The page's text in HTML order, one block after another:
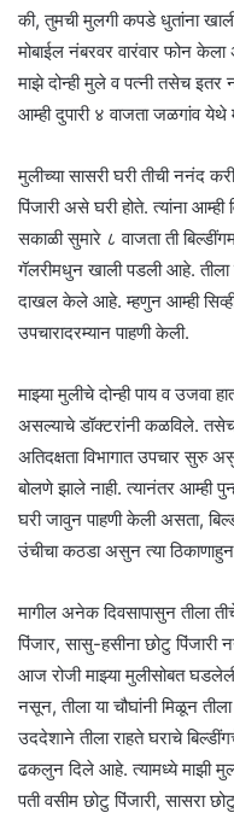
की, तुमची मुलगी कपडे धुतांना
मोबाईल नंबरवर वारंवार फोन
माझे दोन्ही मुले व पत्नी तसेच इतर
आम्ही दुपारी ४ वाजता जळगांव येथे
मुलीच्या सासरी घरी तीची ननंद
पिंजारी असे घरी होते. त्यांना
सकाळी सुमारे ८ वाजता ती
गॅलरीमधुन खाली पडली आहे. तीला
दाखल केले आहे. म्हणुन आम्ही
उपचारादरम्यान पाहणी केली.
माझ्या मुलीचे दोन्ही पाय व उजवा
असल्याचे डॉक्टरांनी कळविले. तसेच
अतिदक्षता विभागात उपचार सुरु
बोलणे झाले नाही. त्यानंतर आम्ही
घरी जावुन पाहणी केली असता,
उंचीचा कठडा असुन त्या
मागील अनेक दिवसापासुन तीला
पिंजार, सासु-हसीना छोटु
आज रोजी माझ्या मुलीसोबत
नसून, तीला या चौघांनी मिळून
उददेशाने तीला राहते घराचे
ढकलुन दिले आहे. त्यामध्ये माझी
पती वसीम छोटु पिंजारी, सासरा